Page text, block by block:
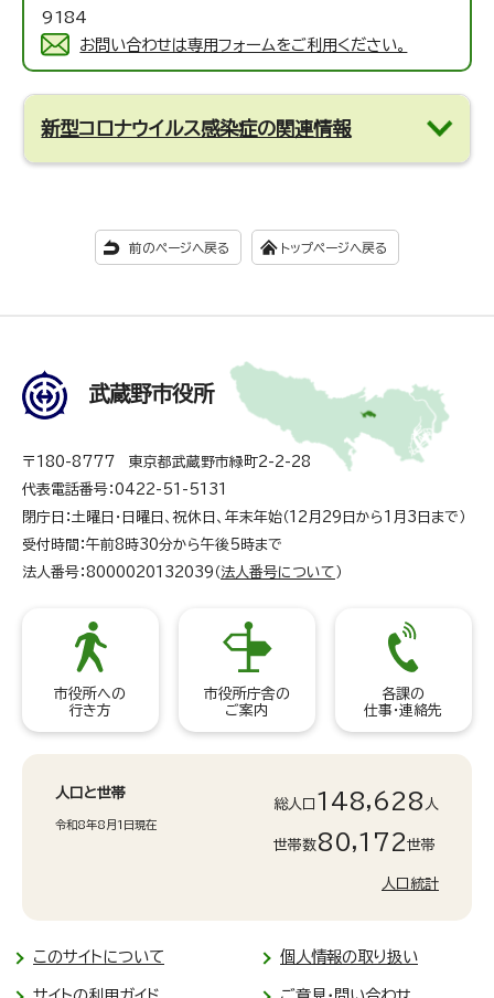
9184
お問い合わせは専用フォームをご利用ください。
新型コロナウイルス感染症の関連情報
前のページへ戻る トップページへ戻る
武蔵野市役所
〒180-8777 東京都武蔵野市緑町2-2-28
代表電話番号：0422-51-5131
閉庁日：土曜日・日曜日、祝休日、年末年始（12月29日から1月3日まで）
受付時間：午前8時30分から午後5時まで
法人番号：8000020132039（ 法人番号について ）
市役所への
行き方
市役所庁舎の
ご案内
各課の
仕事・連絡先
人口と世帯
令和8年8月1日現在
総人口 148,628 人
世帯数80,172世帯
人口統計
このサイトについて 個人情報の取り扱い